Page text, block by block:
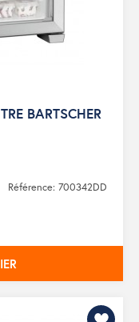
BARTSCHER
Référence: 700342DD